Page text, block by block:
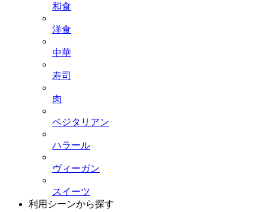
和食
洋食
中華
寿司
肉
ベジタリアン
ハラール
ヴィーガン
スイーツ
利用シーンから探す